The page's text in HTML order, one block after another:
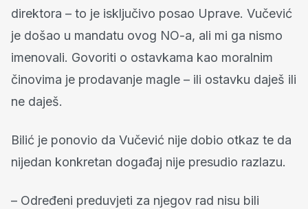
direktora – to je isključivo posao Uprave. Vučević
je došao u mandatu ovog NO-a, ali mi ga nismo
imenovali. Govoriti o ostavkama kao moralnim
činovima je prodavanje magle – ili ostavku daješ ili
ne daješ.
Bilić je ponovio da Vučević nije dobio otkaz te da
nijedan konkretan događaj nije presudio razlazu.
– Određeni preduvjeti za njegov rad nisu bili